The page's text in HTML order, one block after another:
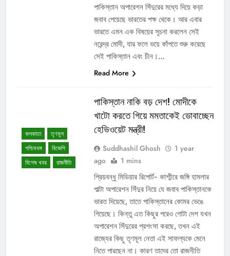
পাকিস্তান অপারেশন সিঁদুরের মধ্যে দিয়ে কড়া
জবাব পেয়েছে ভারতের পক্ষ থেকে। আর এবার
ভারতে এমন এক বিষয়ের সূচনা করলেন সেই
নরেন্দ্র মোদী, যার ফলে ভয়ে কাঁপতে শুরু করেছে
সেই পাকিস্তান এবং চীন।…
Read More
কলকাতা
তৃণমূল
পশ্চিমবঙ্গ
বিজেপি
বিশেষ খবর
রাজনীতি
পাকিস্তান নাকি বড় দেশ! মোদীকে
খাটো করতে গিয়ে মমতাকেই ডোবাচ্ছেন
হেভিওয়েট মন্ত্রী!
Suddhashil Ghosh
1 year
ago
1 mins
প্রিয়বন্ধু মিডিয়ার রিপোর্ট- কাশ্মীরে জঙ্গি হামলার
পাল্টা অপারেশন সিঁদুর নিয়ে যে জবাব পাকিস্তানকে
ভারত দিয়েছে, তাতে পাকিস্তানের কোমর ভেঙে
গিয়েছে। কিন্তু এত কিছুর পরেও গোটা দেশ যখন
অপারেশন সিঁদুরের প্রশংসা করছে, তখন এই
রাজ্যের কিছু তৃণমূল নেতা এই সাফল্যকে মেনে
নিতে পারছেন না। কারণ তাদের তো রাজনীতি